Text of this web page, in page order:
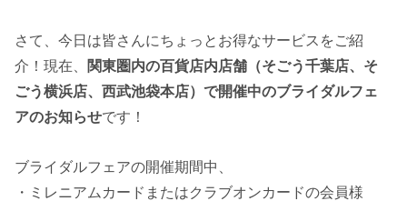
さて、今日は皆さんにちょっとお得なサービスをご紹
介！現在、 関東圏内の百貨店内店舗（そごう千葉店、そ
ごう横浜店、西武池袋本店）で開催中のブライダルフェ
アのお知らせです！
ブライダルフェアの開催期間中、
・ミレニアムカードまたはクラブオンカードの会員様